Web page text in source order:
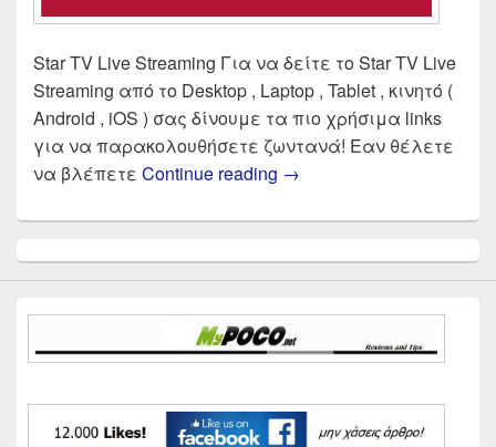
Star TV Live Streaming Για να δείτε το Star TV Live
Streaming από το Desktop , Laptop , Tablet , κινητό (
Android , iOS ) σας δίνουμε τα πιο χρήσιμα links
για να παρακολουθήσετε ζωντανά! Εαν θέλετε
να βλέπετε Continue reading Star TV Live Streaming |
→
Sidebar
Widget